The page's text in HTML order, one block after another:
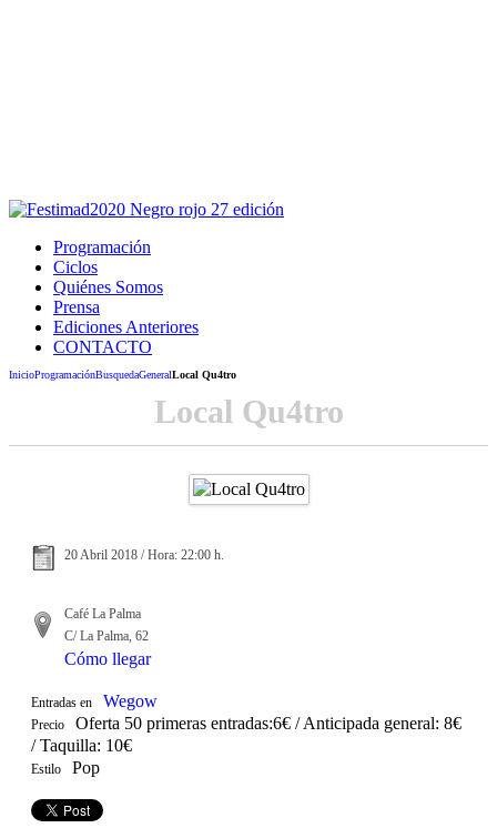
Programación
Ciclos
Quiénes Somos
Prensa
Ediciones Anteriores
CONTACTO
InicioProgramaciónBusquedaGeneralLocal Qu4tro
Local Qu4tro
20 Abril 2018 / Hora: 22:00 h.
Café La Palma
C/ La Palma, 62
Cómo llegar
Entradas en Wegow
Precio
Oferta 50 primeras entradas:6€ / Anticipada general: 8€
/ Taquilla: 10€
Estilo Pop